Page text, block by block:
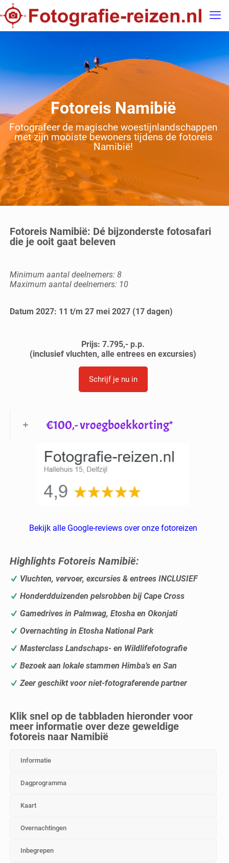
Fotoreis Namibië
Fotografeer de magische woestijnlandschappen
met zijn mooiste bewoners tijdens de fotoreis
Namibië!
Fotoreis Namibië: Dé bijzonderste fotosafari
die je ooit gaat beleven
Minimum aantal deelnemers: 8
Maximum aantal deelnemers: 10
Datum 2027: 11 t/m 27 mei 2027 (17 dagen)
Prijs: 7.795,- p.p.
(inclusief vluchten, alle entrees en excursies)
Schrijf je nu in
€100,- vroegboekkorting*
Bekijk alle Google-reviews over onze fotoreizen
Highlights Fotoreis Namibië:
Vluchten, vervoer, excursies & entrees INCLUSIEF
Honderdduizenden pelsrobben bij Cape Cross
Gamedrives in Palmwag, Etosha en Okonjati
Overnachting in Etosha National Park
Masterclass Landschaps- en Wildlifefotografie
Bezoek aan lokale stammen Himba’s en San
Zeer geschikt voor niet-fotograferende partner
Klik snel op de tabbladen hieronder voor
meer informatie over deze geweldige
fotoreis naar Namibië
Informatie
Dagprogramma
Kaart
Overnachtingen
Inbegrepen